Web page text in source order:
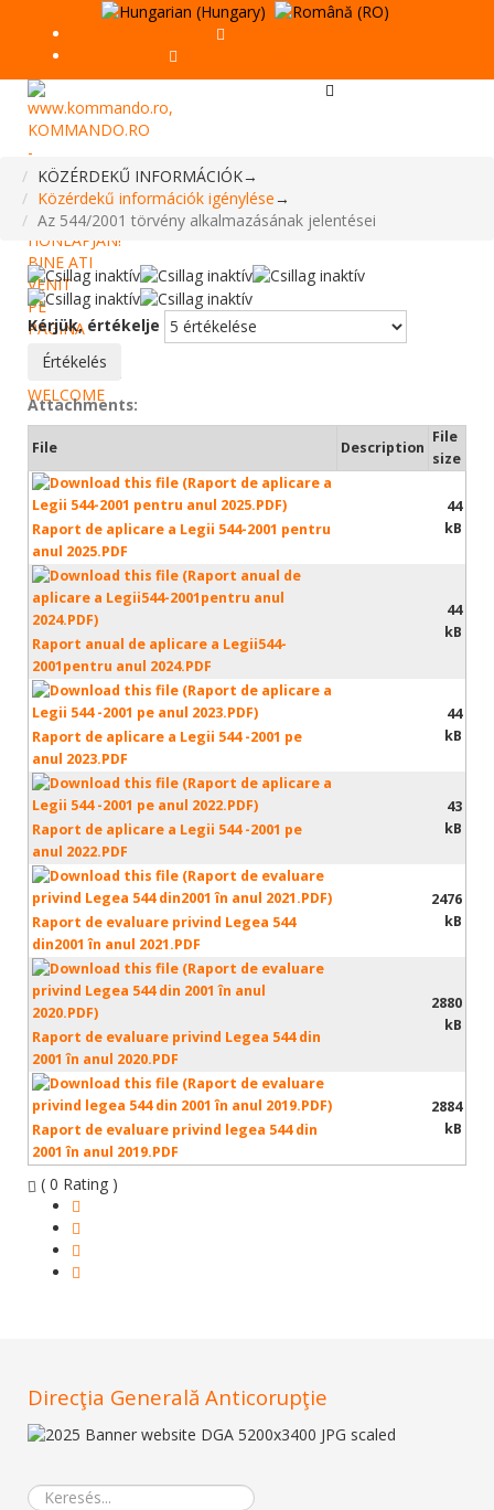
KÖZÉRDEKŰ INFORMÁCIÓK→
Közérdekű információk igénylése→
Az 544/2001 törvény alkalmazásának jelentései
Kérjük, értékelje
Attachments:
File Description
File
size
Raport de aplicare a Legii 544-2001 pentru
anul 2025.PDF
44
kB
Raport anual de aplicare a Legii544-
2001pentru anul 2024.PDF
44
kB
Raport de aplicare a Legii 544 -2001 pe
anul 2023.PDF
44
kB
Raport de aplicare a Legii 544 -2001 pe
anul 2022.PDF
43
kB
Raport de evaluare privind Legea 544
din2001 în anul 2021.PDF
2476
kB
Raport de evaluare privind Legea 544 din
2001 în anul 2020.PDF
2880
kB
Raport de evaluare privind legea 544 din
2001 în anul 2019.PDF
2884
kB
( 0 Rating )
Direcţia Generală Anticorupţie